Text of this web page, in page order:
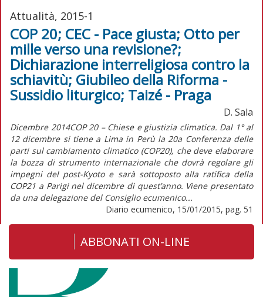
Attualità, 2015-1
COP 20; CEC - Pace giusta; Otto per
mille verso una revisione?;
Dichiarazione interreligiosa contro la
schiavitù; Giubileo della Riforma -
Sussidio liturgico; Taizé - Praga
D. Sala
Dicembre 2014COP 20 – Chiese e giustizia climatica. Dal 1° al
12 dicembre si tiene a Lima in Perù la 20a Conferenza delle
parti sul cambiamento climatico (COP20), che deve elaborare
la bozza di strumento internazionale che dovrà regolare gli
impegni del post-Kyoto e sarà sottoposto alla ratifica della
COP21 a Parigi nel dicembre di quest’anno. Viene presentato
da una delegazione del Consiglio ecumenico...
Diario ecumenico, 15/01/2015, pag. 51
ABBONATI ON-LINE